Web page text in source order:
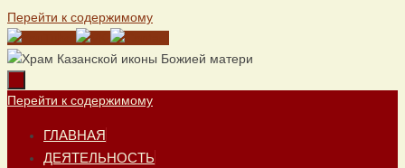
Перейти к содержимому
Перейти к содержимому
ГЛАВНАЯ
ДЕЯТЕЛЬНОСТЬ